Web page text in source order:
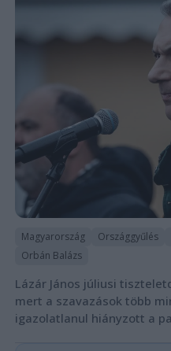
Magyarország Országgyűlés
Orbán Balázs
Lázár János júliusi
mert a szavazások több
igazolatlanul hiányzott a